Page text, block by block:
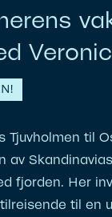
Tjuvholmen til
av
fjorden. Her
til en